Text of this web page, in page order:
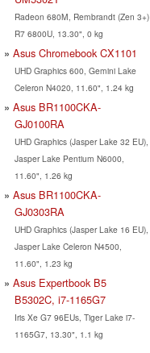
Radeon 680M, Rembrandt (Zen 3+)
R7 6800U, 13.30", 0 kg
Asus Chromebook CX1101
UHD Graphics 600, Gemini Lake
Celeron N4020, 11.60", 1.24 kg
Asus BR1100CKA-
GJ0100RA
UHD Graphics (Jasper Lake 32 EU),
Jasper Lake Pentium N6000,
11.60", 1.26 kg
Asus BR1100CKA-
GJ0303RA
UHD Graphics (Jasper Lake 16 EU),
Jasper Lake Celeron N4500,
11.60", 1.23 kg
Asus Expertbook B5
B5302C, i7-1165G7
Iris Xe G7 96EUs, Tiger Lake i7-
1165G7, 13.30", 1.1 kg